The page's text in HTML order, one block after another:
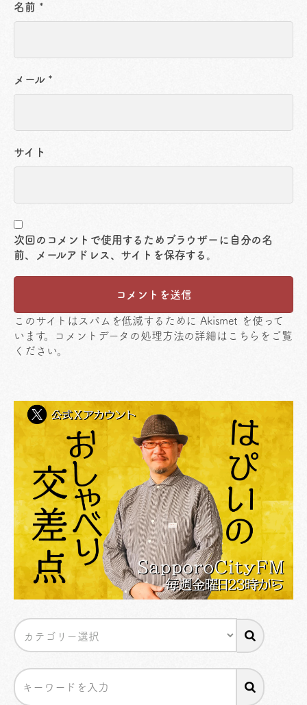
名前 *
メール *
サイト
次回のコメントで使用するためブラウザーに自分の名
前、メールアドレス、サイトを保存する。
このサイトはスパムを低減するために Akismet を使って
います。
コメントデータの処理方法の詳細はこちらをご覧
ください。